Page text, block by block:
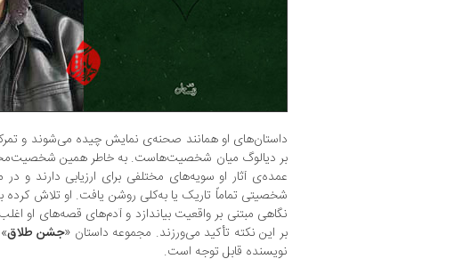
داستان‌های او همانند صحنه‌ی نمایش چیده می‌شوند و
بر دیالوگ میان شخصیت‌هاست. به خاطر همین
عمده‌ی آثار او سویه‌های مختلفی برای ارزیابی دارند و
شخصیتی تماماً تاریک یا به‌کلی روشن یافت. او تلاش کرده
نگاهی مبتنی بر واقعیت بیاندازد و آدم‌های قصه‌های او
بر این نکته تأکید می‌ورزند. مجموعه داستان «جشن طلاق
نویسنده قابل توجه است.